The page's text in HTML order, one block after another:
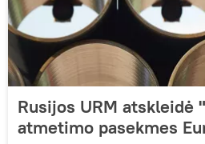
Rusijos URM atskleidė
atmetimo pasekmes